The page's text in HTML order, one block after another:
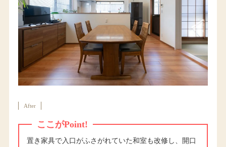
After
ここがPoint!
置き家具で入口がふさがれていた和室も改修し、開口